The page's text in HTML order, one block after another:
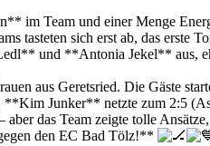
im Team und einer Menge
tasteten sich erst ab, das erste
und **Antonia Jekel** aus,
aus Geretsried. Die Gäste
Junker** netzte zum 2:5
aber das Team zeigte tolle
den EC Bad Tölz!**